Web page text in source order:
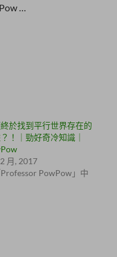
…
於找到平行世界存在的
！｜勁好奇冷知識｜
月, 2017
PowPow」中